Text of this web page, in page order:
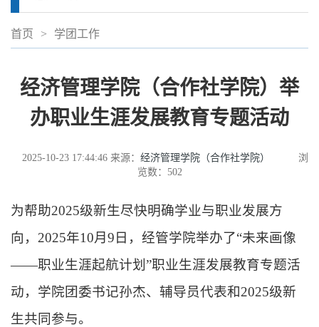
首页 > 学团工作
经济管理学院（合作社学院）举
办职业生涯发展教育专题活动
2025-10-23 17:44:46 来源： 经济管理学院（合作社学院）
浏
览数： 502
为帮助2025级新生尽快明确学业与职业发展方
向， 2025年10月 9 日， 经管学院举办了“未来画像
——职业生涯起航计划 ”职业生涯发展教育专题活
动，学院团委书记孙杰、辅导员代表和2025级新
生共同参与。